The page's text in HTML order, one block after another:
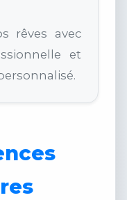
rêves avec
et